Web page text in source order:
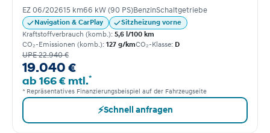
EZ 06/202615 km66 kW (90 PS)BenzinSchaltgetriebe
Navigation & CarPlay
Sitzheizung vorne
Kraftstoffverbrauch (komb.): 5,6 l/100 km
CO₂-Emissionen (komb.): 127 g/kmCO₂-Klasse: D
UPE 22.940 €
19.040 €
ab 166 € mtl.*
* Repräsentatives Finanzierungsbeispiel auf der Fahrzeugseite
⚡Schnell anfragen